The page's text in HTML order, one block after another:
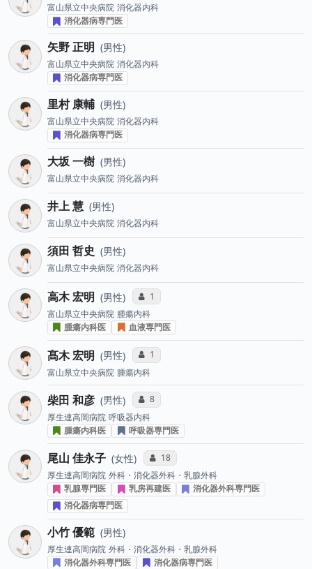
富山県立中央病院 消化器内科
消化器病専門医
矢野 正明 男性
富山県立中央病院 消化器内科
消化器病専門医
里村 康輔 男性
富山県立中央病院 消化器内科
消化器病専門医
大坂 一樹 男性
富山県立中央病院 消化器内科
井上 慧 男性
富山県立中央病院 消化器内科
須田 哲史 男性
富山県立中央病院 消化器内科
高木 宏明 男性 コミュニケーション・タイプ投票数
1
富山県立中央病院 腫瘍内科
腫瘍内科医
血液専門医
髙木 宏明 男性 コミュニケーション・タイプ投票数
1
富山県立中央病院 腫瘍内科
柴田 和彦 男性 コミュニケーション・タイプ投票数
8
厚生連高岡病院 呼吸器内科
腫瘍内科医
呼吸器専門医
尾山 佳永子 女性 コミュニケーション・タイプ投票数
18
厚生連高岡病院 外科・消化器外科・乳腺外科
乳腺専門医
乳房再建医
消化器外科専門医
消化器病専門医
小竹 優範 男性
厚生連高岡病院 外科・消化器外科・乳腺外科
消化器外科専門医
消化器病専門医